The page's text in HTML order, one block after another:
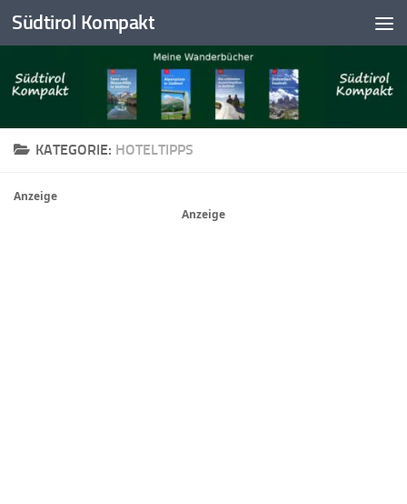
Skip to content
Südtirol Kompakt
KATEGORIE: HOTELTIPPS
Anzeige
Anzeige